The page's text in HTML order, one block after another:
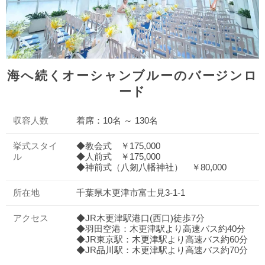
海へ続くオーシャンブルーのバージンロ
ード
収容人数 着席：10名 ～ 130名
挙式スタイ
ル
◆教会式 ￥175,000
◆人前式 ￥175,000
◆神前式（八剱八幡神社） ￥80,000
所在地 千葉県木更津市富士見3-1-1
アクセス
◆JR木更津駅港口(西口)徒歩7分
◆羽田空港：木更津駅より高速バス約40分
◆JR東京駅：木更津駅より高速バス約60分
◆JR品川駅：木更津駅より高速バス約70分